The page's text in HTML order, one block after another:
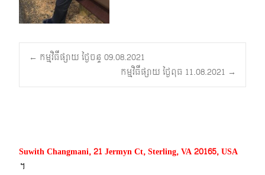
Post
navigation
← កម្មវិធីផ្សាយ ថ្ងៃចន្ទ 09.08.2021
កម្មវិធីផ្សាយ ថ្ងៃពុធ 11.08.2021 →
Suwith Changmani, 21 Jermyn Ct, Sterling, VA 20165, USA
។​